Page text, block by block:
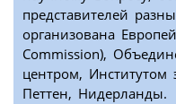
представителей
организована
Commission),
центром, Институтом
Петтен, Нидерланды.